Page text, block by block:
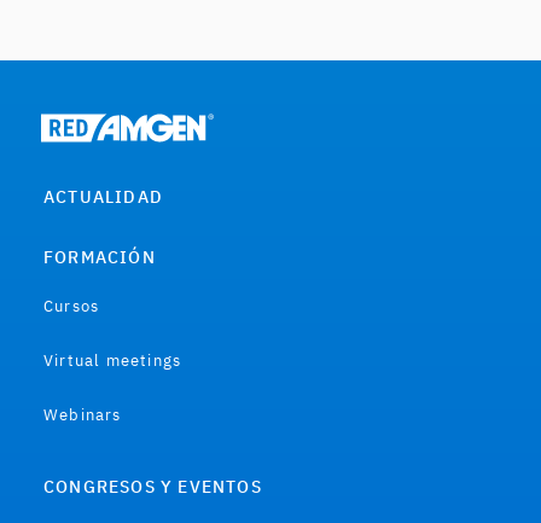
ACTUALIDAD
FORMACIÓN
Cursos
Virtual meetings
Webinars
CONGRESOS Y EVENTOS